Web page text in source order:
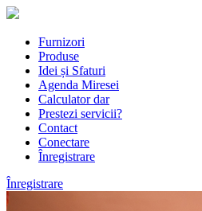
Furnizori
Produse
Idei și Sfaturi
Agenda Miresei
Calculator dar
Prestezi servicii?
Contact
Conectare
Înregistrare
Înregistrare